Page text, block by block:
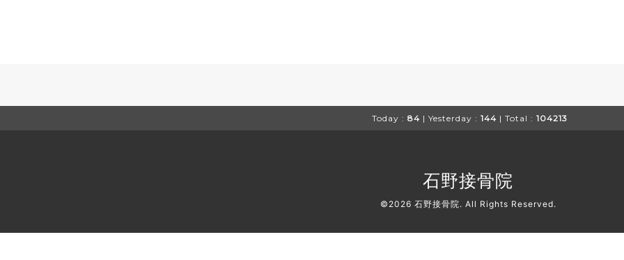
Today : 84 | Yesterday : 144 | Total : 104213
石野接骨院
©2026 石野接骨院. All Rights Reserved.